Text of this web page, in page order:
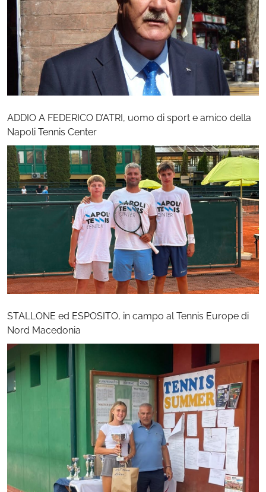
ADDIO A FEDERICO D’ATRI, uomo di sport e amico della
Napoli Tennis Center
STALLONE ed ESPOSITO, in campo al Tennis Europe di
Nord Macedonia